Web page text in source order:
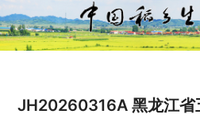
JH20260316A 黑龙江省